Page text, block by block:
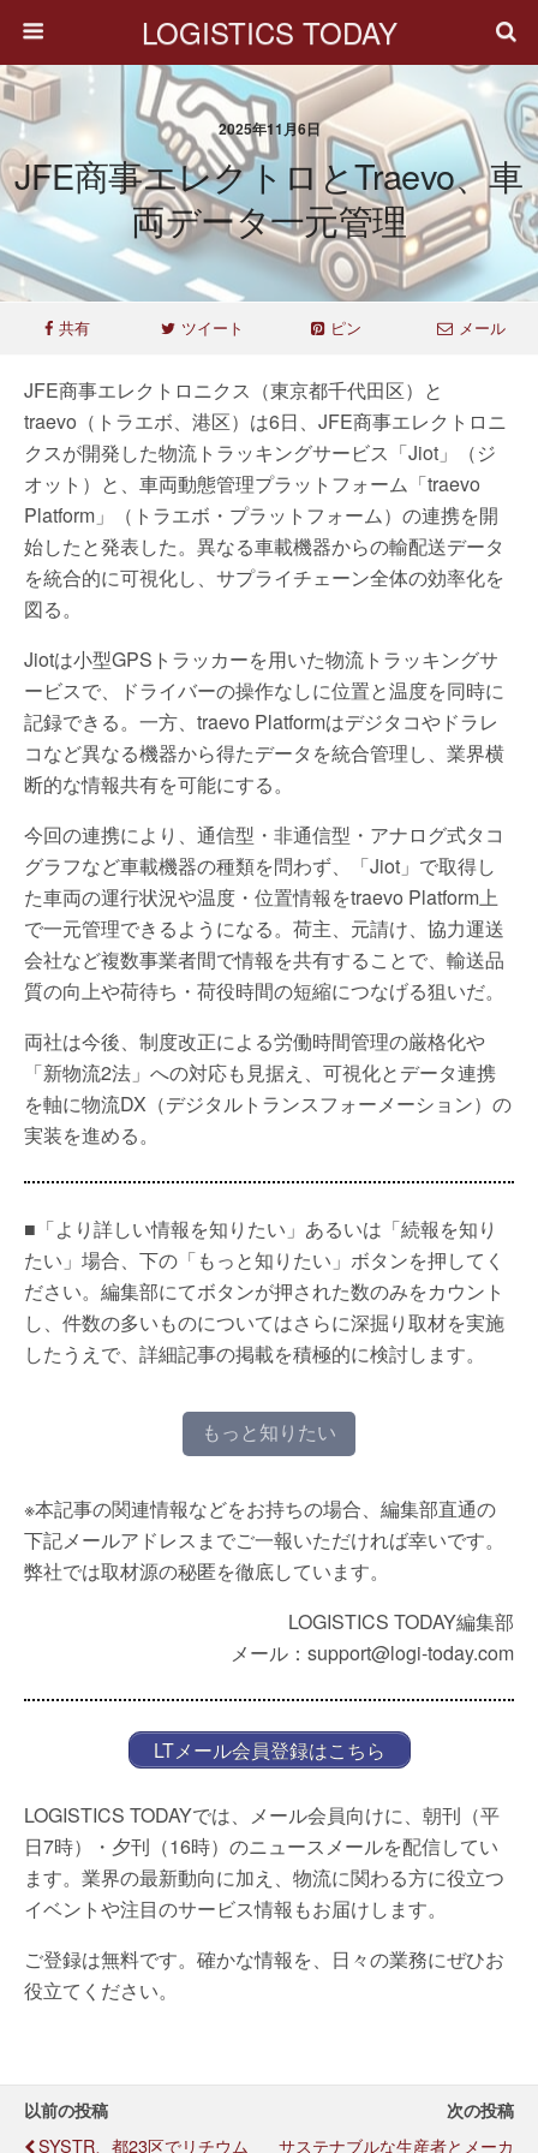
LOGISTICS TODAY
2025年11月6日
JFE商事エレクトロとtraevo、車
両データ一元管理
共有 ツイート ピン メール
JFE商事エレクトロニクス（東京都千代田区）と
traevo（トラエボ、港区）は6日、JFE商事エレクトロニ
クスが開発した物流トラッキングサービス「Jiot」（ジ
オット）と、車両動態管理プラットフォーム「traevo
Platform」（トラエボ・プラットフォーム）の連携を開
始したと発表した。異なる車載機器からの輸配送データ
を統合的に可視化し、サプライチェーン全体の効率化を
図る。
Jiotは小型GPSトラッカーを用いた物流トラッキングサ
ービスで、ドライバーの操作なしに位置と温度を同時に
記録できる。一方、traevo Platformはデジタコやドラレ
コなど異なる機器から得たデータを統合管理し、業界横
断的な情報共有を可能にする。
今回の連携により、通信型・非通信型・アナログ式タコ
グラフなど車載機器の種類を問わず、「Jiot」で取得し
た車両の運行状況や温度・位置情報をtraevo Platform上
で一元管理できるようになる。荷主、元請け、協力運送
会社など複数事業者間で情報を共有することで、輸送品
質の向上や荷待ち・荷役時間の短縮につなげる狙いだ。
両社は今後、制度改正による労働時間管理の厳格化や
「新物流2法」への対応も見据え、可視化とデータ連携
を軸に物流DX（デジタルトランスフォーメーション）の
実装を進める。
■「より詳しい情報を知りたい」あるいは「続報を知り
たい」場合、下の「もっと知りたい」ボタンを押してく
ださい。編集部にてボタンが押された数のみをカウント
し、件数の多いものについてはさらに深掘り取材を実施
したうえで、詳細記事の掲載を積極的に検討します。
もっと知りたい
※本記事の関連情報などをお持ちの場合、編集部直通の
下記メールアドレスまでご一報いただければ幸いです。
弊社では取材源の秘匿を徹底しています。
LOGISTICS TODAY編集部
メール：support@logi-today.com
LTメール会員登録はこちら
LOGISTICS TODAYでは、メール会員向けに、朝刊（平
日7時）・夕刊（16時）のニュースメールを配信してい
ます。業界の最新動向に加え、物流に関わる方に役立つ
イベントや注目のサービス情報もお届けします。
ご登録は無料です。確かな情報を、日々の業務にぜひお
役立てください。
以前の投稿
SYSTR、都23区でリチウム
次の投稿
サステナブルな生産者とメーカ